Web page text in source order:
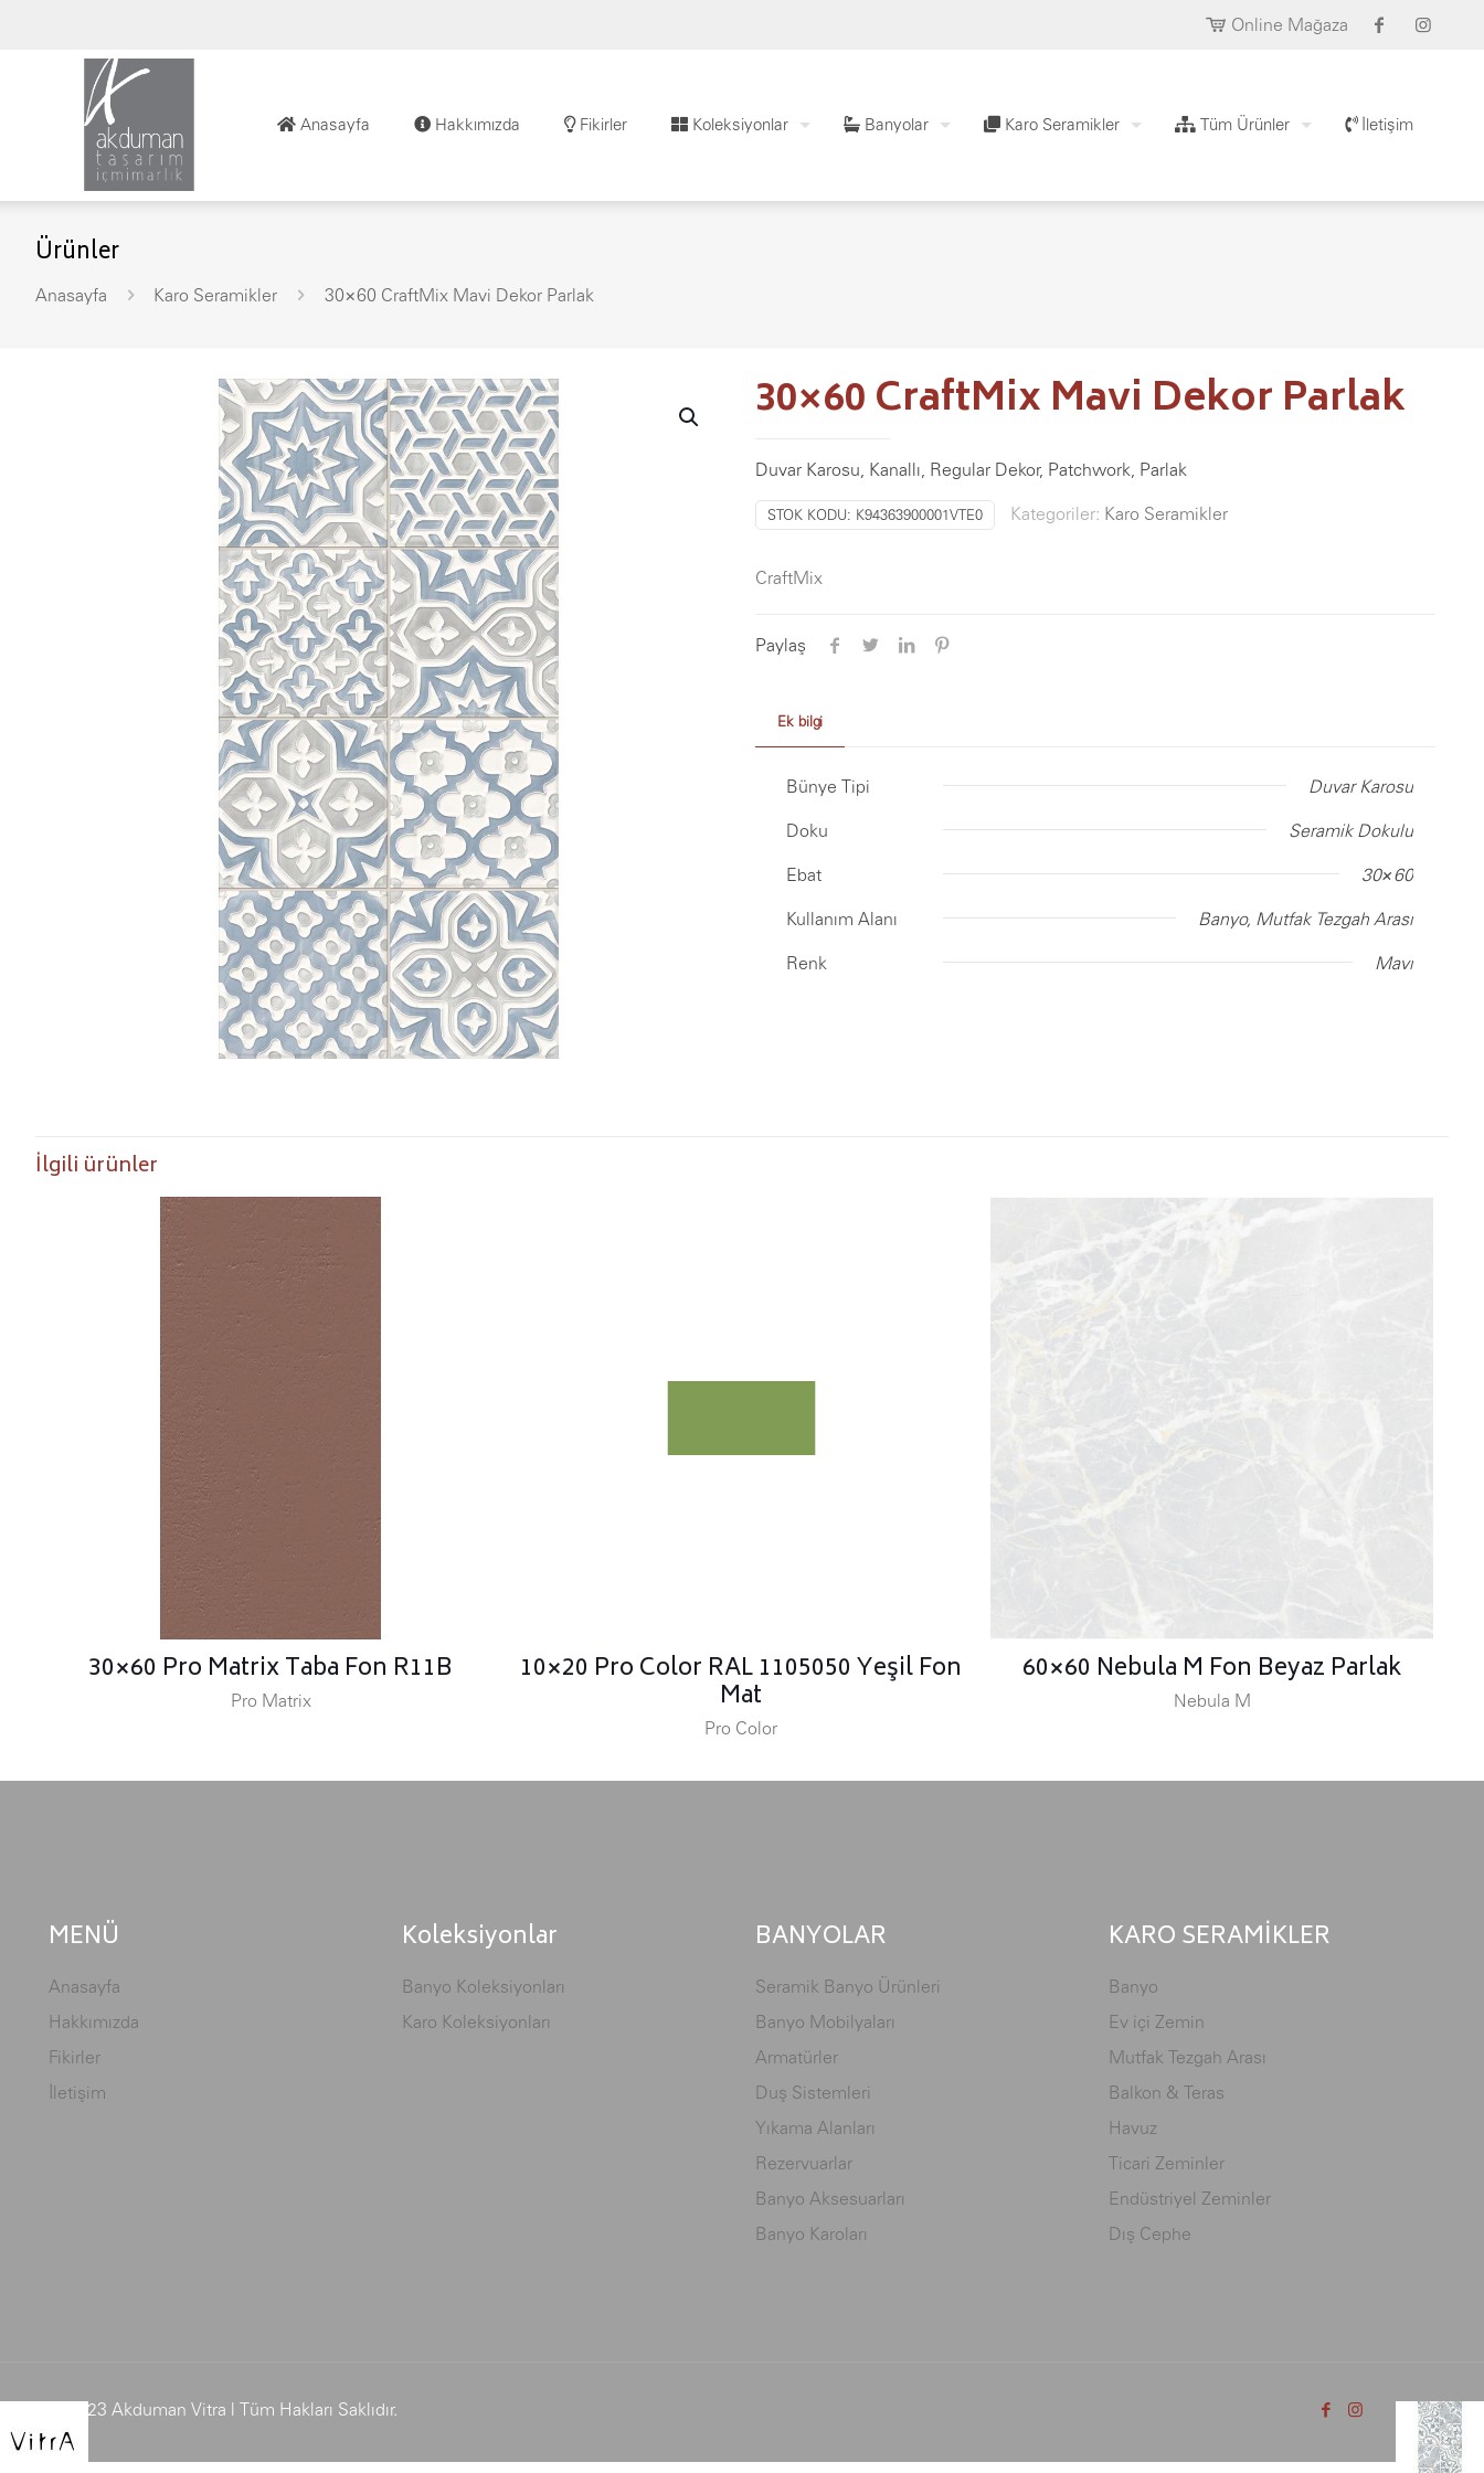
Online Mağaza
Anasayfa Hakkımızda Fikirler Koleksiyonlar Banyolar Karo Seramikler Tüm Ürünler İletişim
Ürünler
Anasayfa Karo Seramikler 30×60 CraftMix Mavi Dekor Parlak
30×60 CraftMix Mavi Dekor Parlak
Duvar Karosu, Kanallı, Regular Dekor, Patchwork, Parlak
STOK KODU: K94363900001VTE0 Kategoriler: Karo Seramikler
CraftMix
Paylaş
Ek bilgi
Bünye Tipi Duvar Karosu
Doku Seramik Dokulu
Ebat 30×60
Kullanım Alanı Banyo, Mutfak Tezgah Arası
Renk Mavi
İlgili ürünler
30×60 Pro Matrix Taba Fon R11B
Pro Matrix
10×20 Pro Color RAL 1105050 Yeşil Fon
Mat
Pro Color
60×60 Nebula M Fon Beyaz Parlak
Nebula M
MENÜ
Anasayfa
Hakkımızda
Fikirler
İletişim
Koleksiyonlar
Banyo Koleksiyonları
Karo Koleksiyonları
BANYOLAR
Seramik Banyo Ürünleri
Banyo Mobilyaları
Armatürler
Duş Sistemleri
Yıkama Alanları
Rezervuarlar
Banyo Aksesuarları
Banyo Karoları
KARO SERAMİKLER
Banyo
Ev içi Zemin
Mutfak Tezgah Arası
Balkon & Teras
Havuz
Ticari Zeminler
Endüstriyel Zeminler
Dış Cephe
© 2023 Akduman Vitra | Tüm Hakları Saklıdır.